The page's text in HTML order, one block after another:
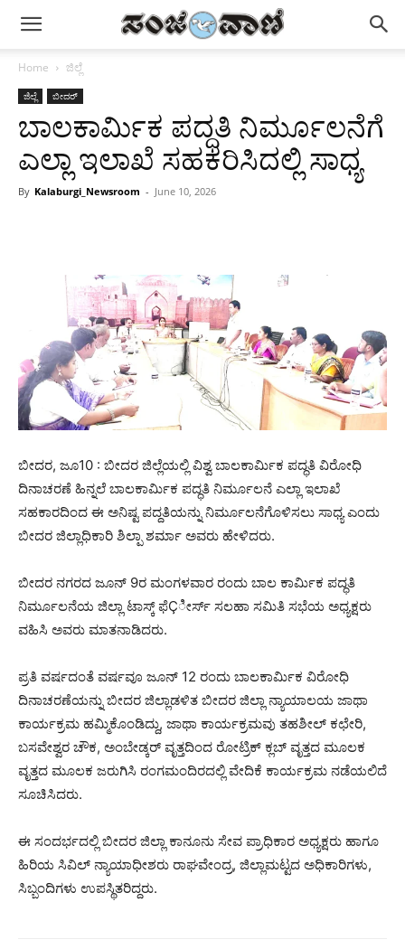
Home ಜಿಲ್ಲೆ
ಜಿಲ್ಲೆ ಬೀದರ್
ಬಾಲಕಾರ್ಮಿಕ ಪದ್ಧತಿ ನಿರ್ಮೂಲನೆಗೆ
ಎಲ್ಲಾ ಇಲಾಖೆ ಸಹಕರಿಸಿದಲ್ಲಿ ಸಾಧ್ಯ
By Kalaburgi_Newsroom - June 10, 2026
ಬೀದರ, ಜೂ10 : ಬೀದರ ಜಿಲ್ಲೆಯಲ್ಲಿ ವಿಶ್ವ ಬಾಲಕಾರ್ಮಿಕ ಪದ್ಧತಿ ವಿರೋಧಿ
ದಿನಾಚರಣೆ ಹಿನ್ನಲೆ ಬಾಲಕಾರ್ಮಿಕ ಪದ್ಧತಿ ನಿರ್ಮೂಲನೆ ಎಲ್ಲಾ ಇಲಾಖೆ
ಸಹಕಾರದಿಂದ ಈ ಅನಿಷ್ಟ ಪದ್ದತಿಯನ್ನು ನಿರ್ಮೂಲನೆಗೊಳಿಸಲು ಸಾಧ್ಯ ಎಂದು
ಬೀದರ ಜಿಲ್ಲಾಧಿಕಾರಿ ಶಿಲ್ಪಾ ಶರ್ಮಾ ಅವರು ಹೇಳಿದರು.
ಬೀದರ ನಗರದ ಜೂನ್ 9ರ ಮಂಗಳವಾರ ರಂದು ಬಾಲ ಕಾರ್ಮಿಕ ಪದ್ಧತಿ
ನಿರ್ಮೂಲನೆಯ ಜಿಲ್ಲಾ ಟಾಸ್ಕ್ ಫೆÇೀರ್ಸ್ ಸಲಹಾ ಸಮಿತಿ ಸಭೆಯ ಅಧ್ಯಕ್ಷರು
ವಹಿಸಿ ಅವರು ಮಾತನಾಡಿದರು.
ಪ್ರತಿ ವರ್ಷದಂತೆ ವರ್ಷವೂ ಜೂನ್ 12 ರಂದು ಬಾಲಕಾರ್ಮಿಕ ವಿರೋಧಿ
ದಿನಾಚರಣೆಯನ್ನು ಬೀದರ ಜಿಲ್ಲಾಡಳಿತ ಬೀದರ ಜಿಲ್ಲಾ ನ್ಯಾಯಾಲಯ ಜಾಥಾ
ಕಾರ್ಯಕ್ರಮ ಹಮ್ಮಿಕೊಂಡಿದ್ದು, ಜಾಥಾ ಕಾರ್ಯಕ್ರಮವು ತಹಶೀಲ್ ಕಛೇರಿ,
ಬಸವೇಶ್ವರ ಚೌಕ, ಅಂಬೇಡ್ಕರ್ ವೃತ್ತದಿಂದ ರೋಟ್ರಿಕ್ ಕ್ಲಬ್ ವೃತ್ತದ ಮೂಲಕ
ವೃತ್ತದ ಮೂಲಕ ಜರುಗಿಸಿ ರಂಗಮಂದಿರದಲ್ಲಿ ವೇದಿಕೆ ಕಾರ್ಯಕ್ರಮ ನಡೆಯಲಿದೆ
ಸೂಚಿಸಿದರು.
ಈ ಸಂದರ್ಭದಲ್ಲಿ ಬೀದರ ಜಿಲ್ಲಾ ಕಾನೂನು ಸೇವ ಪ್ರಾಧಿಕಾರ ಅಧ್ಯಕ್ಷರು ಹಾಗೂ
ಹಿರಿಯ ಸಿವಿಲ್ ನ್ಯಾಯಾಧೀಶರು ರಾಘವೇಂದ್ರ, ಜಿಲ್ಲಾಮಟ್ಟದ ಅಧಿಕಾರಿಗಳು,
ಸಿಬ್ಬಂದಿಗಳು ಉಪಸ್ಥಿತರಿದ್ದರು.